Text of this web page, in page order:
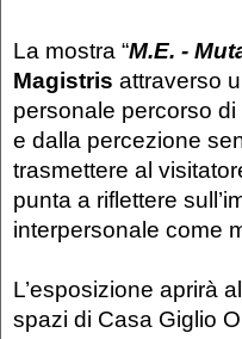
La mostra “M.E. -
Magistris attraverso
personale percorso
e dalla percezione
trasmettere al
punta a riflettere
interpersonale come
L’esposizione aprirà
spazi di Casa Giglio